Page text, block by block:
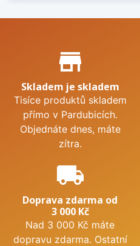
Proč nakupovat u nás?
store_mall_directory
Skladem je skladem
Tisíce produktů skladem
přímo v Pardubicích.
Objednáte dnes, máte
zítra.
local_shipping
Doprava zdarma od
3 000 Kč
Nad 3 000 Kč máte
dopravu zdarma. Ostatní